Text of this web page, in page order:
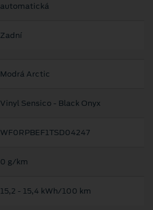
automatická
Zadní
Modrá Arctic
Vinyl Sensico - Black Onyx
WF0RPBEF1TSD04247
0 g/km
15,2 ‐ 15,4 kWh/100 km